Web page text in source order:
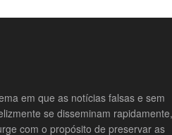
em que as notícias falsas e sem
se disseminam
com o propósito de preservar as